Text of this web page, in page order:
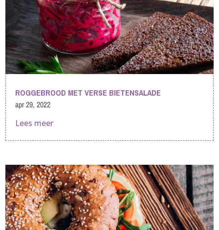
ROGGEBROOD MET VERSE BIETENSALADE
apr 29, 2022
Lees meer